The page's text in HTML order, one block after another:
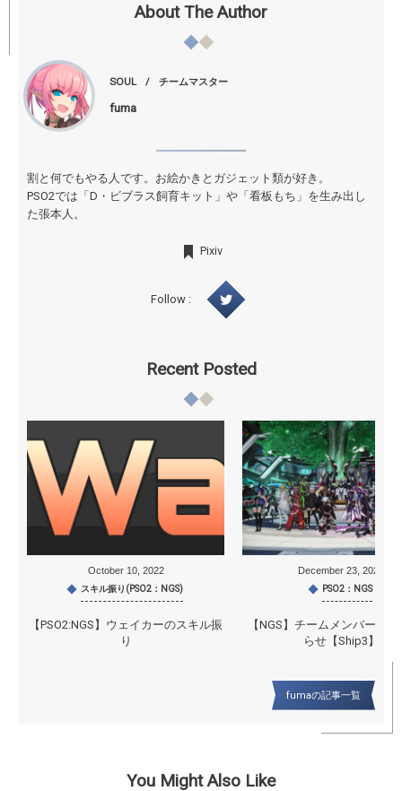
About The Author
SOUL チームマスター
fuma
割と何でもやる人です。お絵かきとガジェット類が好き。
PSO2では「D・ビブラス飼育キット」や「看板もち」を生み出し
た張本人。
Pixiv
Follow :
Recent Posted
October 10, 2022
スキル振り(PSO2：NGS)
【PSO2:NGS】ウェイカーのスキル振
り
December 23 2021
PSO2：NGS
【NGS】チームメンバー募
らせ【Ship3】
fumaの記事一覧
You Might Also Like